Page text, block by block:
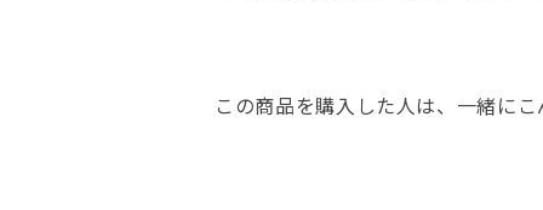
この商品を購入した人は、一緒に